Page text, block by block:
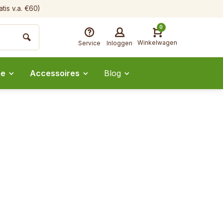
v.a. €60)
Service Inloggen
0
Winkelwagen
Accessoires Blog